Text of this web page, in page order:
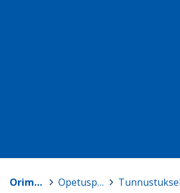
Orimattila > Opetuspalvelut >